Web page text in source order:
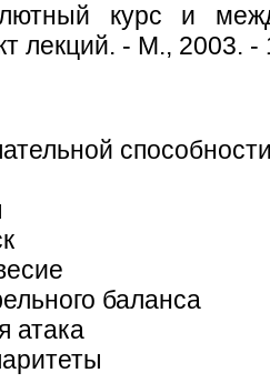
курс и
лекций. - М., 2003. -
баланса
атака